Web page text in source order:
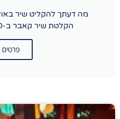
מה דעתך להקליט שיר
הקלטת שיר קאבר ב-390 ש"ח בלבד!
פרטים